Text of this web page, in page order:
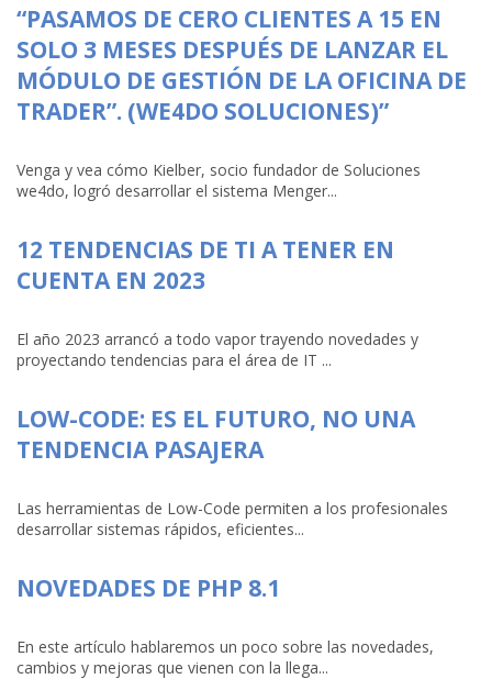
“PASAMOS DE CERO CLIENTES A 15 EN
SOLO 3 MESES DESPUÉS DE LANZAR EL
MÓDULO DE GESTIÓN DE LA OFICINA DE
TRADER”. (WE4DO SOLUCIONES)”
Venga y vea cómo Kielber, socio fundador de Soluciones
we4do, logró desarrollar el sistema Menger...
12 TENDENCIAS DE TI A TENER EN
CUENTA EN 2023
El año 2023 arrancó a todo vapor trayendo novedades y
proyectando tendencias para el área de IT ...
LOW-CODE: ES EL FUTURO, NO UNA
TENDENCIA PASAJERA
Las herramientas de Low-Code permiten a los profesionales
desarrollar sistemas rápidos, eficientes...
NOVEDADES DE PHP 8.1
En este artículo hablaremos un poco sobre las novedades,
cambios y mejoras que vienen con la llega...